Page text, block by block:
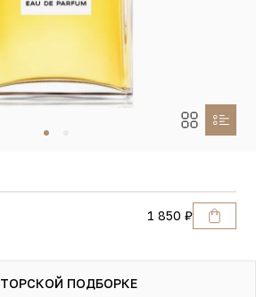
1 850 ₽
ПОДБОРКЕ